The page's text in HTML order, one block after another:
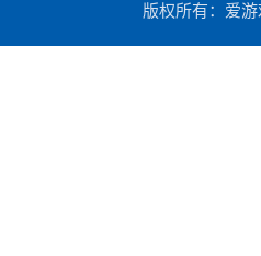
版权所有：爱